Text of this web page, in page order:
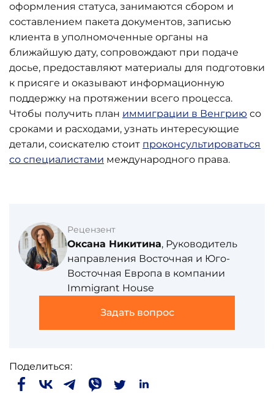
оформления статуса, занимаются сбором и
составлением пакета документов, записью
клиента в уполномоченные органы на
ближайшую дату, сопровождают при подаче
досье, предоставляют материалы для подготовки
к присяге и оказывают информационную
поддержку на протяжении всего процесса.
Чтобы получить план иммиграции в Венгрию со
сроками и расходами, узнать интересующие
детали, соискателю стоит проконсультироваться
со специалистами международного права.
Рецензент
Оксана Никитина, Руководитель
направления Восточная и Юго-
Восточная Европа в компании
Immigrant House
Задать вопрос
Поделиться: